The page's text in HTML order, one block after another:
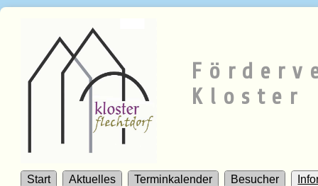
Kloster
Start Aktuelles Terminkalender Besucher